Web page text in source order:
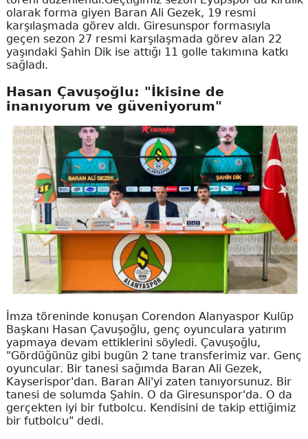
olarak forma giyen Baran Ali Gezek, 19 resmi
karşılaşmada görev aldı. Giresunspor formasıyla
geçen sezon 27 resmi karşılaşmada görev alan 22
yaşındaki Şahin Dik ise attığı 11 golle takımına katkı
sağladı.
Hasan Çavuşoğlu: "İkisine de
inanıyorum ve güveniyorum"
İmza töreninde konuşan Corendon Alanyaspor Kulüp
Başkanı Hasan Çavuşoğlu, genç oyunculara yatırım
yapmaya devam ettiklerini söyledi. Çavuşoğlu,
"Gördüğünüz gibi bugün 2 tane transferimiz var. Genç
oyuncular. Bir tanesi sağımda Baran Ali Gezek,
Kayserispor'dan. Baran Ali'yi zaten tanıyorsunuz. Bir
tanesi de solumda Şahin. O da Giresunspor'da. O da
gerçekten iyi bir futbolcu. Kendisini de takip ettiğimiz
bir futbolcu" dedi.